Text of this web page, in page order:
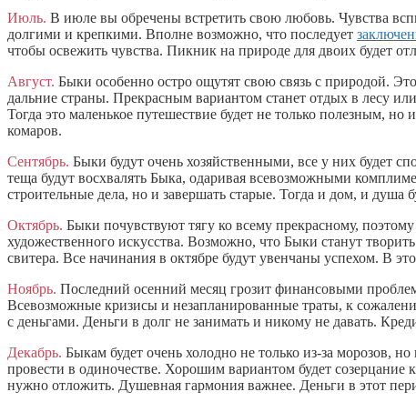
Июль. В июле вы обречены встретить свою любовь. Чувства
долгими и крепкими. Вполне возможно, что последует
чтобы освежить чувства. Пикник на природе для двоих будет
Август. Быки особенно остро ощутят свою связь с природой.
дальние страны. Прекрасным вариантом станет отдых в лесу
Тогда это маленькое путешествие будет не только полезным,
комаров.
Сентябрь. Быки будут очень хозяйственными, все у них будет
теща будут восхвалять Быка, одаривая всевозможными
строительные дела, но и завершать старые. Тогда и дом, и душа
Октябрь. Быки почувствуют тягу ко всему прекрасному,
художественного искусства. Возможно, что Быки станут
свитера. Все начинания в октябре будут увенчаны успехом. В
Ноябрь. Последний осенний месяц грозит финансовыми
Всевозможные кризисы и незапланированные траты, к
с деньгами. Деньги в долг не занимать и никому не давать.
Декабрь. Быкам будет очень холодно не только из-за морозов,
провести в одиночестве. Хорошим вариантом будет
нужно отложить. Душевная гармония важнее. Деньги в этот